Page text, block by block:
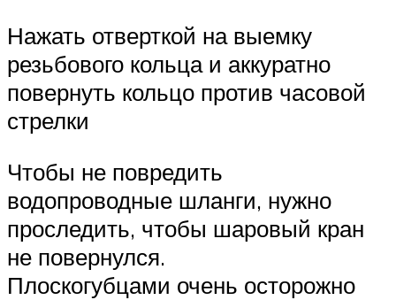
Нажать отверткой на выемку
резьбового кольца и аккуратно
повернуть кольцо против часовой
стрелки
Чтобы не повредить
водопроводные шланги, нужно
проследить, чтобы шаровый кран
не повернулся.
Плоскогубцами очень осторожно